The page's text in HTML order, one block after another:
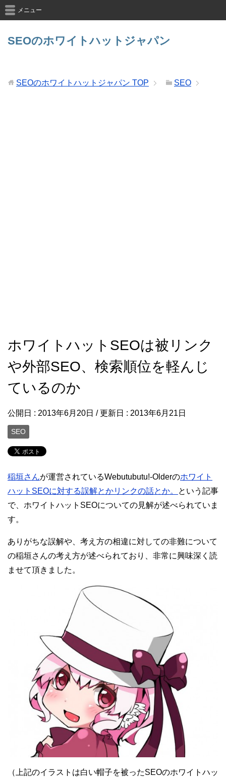
SEOのホワイトハットジャパン
メニュー
SEOのホワイトハットジャパン TOP SEO
ホワイトハットSEOは被リンク
や外部SEO、検索順位を軽んじ
ているのか
公開日 : 2013年6月20日 / 更新日 : 2013年6月21日
SEO
稲垣さんが運営されているWebutubutu!-Olderのホワイト
ハットSEOに対する誤解とかリンクの話とか。
という記事
で、ホワイトハットSEOについての見解が述べられていま
す。
ありがちな誤解や、考え方の相違に対しての非難について
の稲垣さんの考え方が述べられており、非常に興味深く読
ませて頂きました。
（上記のイラストは白い帽子を被ったSEOのホワイトハッ